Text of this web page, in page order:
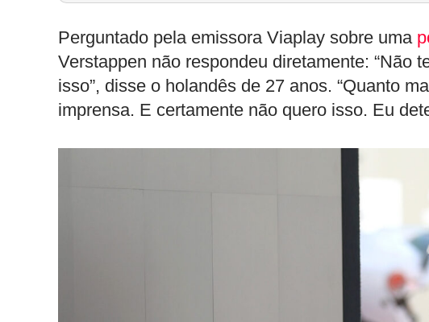
Perguntado pela emissora Viaplay sobre uma
Verstappen não respondeu diretamente: “Não
isso”, disse o holandês de 27 anos. “Quanto
imprensa. E certamente não quero isso. Eu